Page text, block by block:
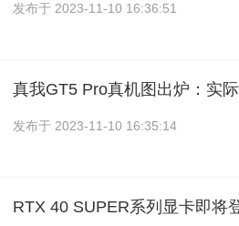
发布于 2023-11-10 16:36:51
真我GT5 Pro真机图出炉：实
发布于 2023-11-10 16:35:14
RTX 40 SUPER系列显卡即将